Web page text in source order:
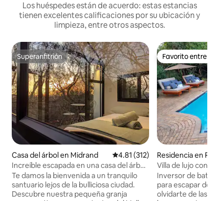
Los huéspedes están de acuerdo: estas estancias
tienen excelentes calificaciones por su ubicación y
limpieza, entre otros aspectos.
Superanfitrión
Superanfitrión
Casa del árbol en Midrand Calificación promedio: 4.81 de
4.81 (312)
Increíble escapada en una casa del árbol
en medio de la naturaleza
Te damos la bienvenida a un tranquilo
santuario lejos de la bulliciosa ciudad.
Descubre nuestra pequeña granja
Favorito entre
Favorito entre
Residencia en
Villa de lujo con
energía solar
Inversor de
para escapar de
olvidarte de las